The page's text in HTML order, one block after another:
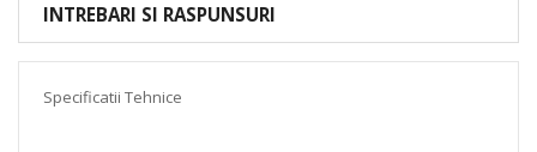
INTREBARI SI RASPUNSURI
Specificatii Tehnice